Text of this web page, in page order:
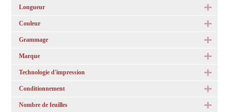
Longueur
Couleur
Grammage
Marque
Technologie d'impression
Conditionnement
Nombre de feuilles